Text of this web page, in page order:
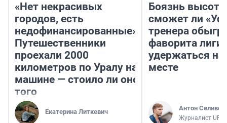
«Нет некрасивых
городов, есть
недофинансированные».
Путешественники
проехали 2000
километров по Уралу на
машине — стоило ли оно
того
Екатерина Литкевич
Боязнь
сможет ли
тренера
фаворита лиги
удержаться
месте
Антон
Журналист